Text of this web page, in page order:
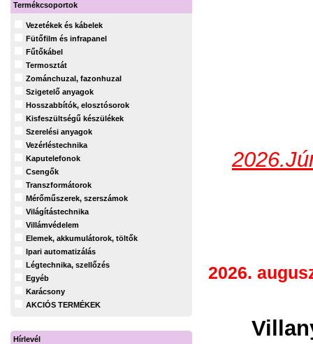
2026.
Termékcsoportok
Vezetékek és kábelek
Fütőfilm és infrapanel
Fűtőkábel
Termosztát
Zománchuzal, fazonhuzal
Szigetelő anyagok
Hosszabbítók, elosztósorok
Kisfeszültségű készülékek
Szerelési anyagok
Vezérléstechnika
Kaputelefonok
Csengők
Transzformátorok
Mérőműszerek, szerszámok
Világítástechnika
Villámvédelem
Elemek, akkumulátorok, töltők
Ipari automatizálás
Légtechnika, szellőzés
Egyéb
Karácsony
AKCIÓS TERMÉKEK
Hírlevél